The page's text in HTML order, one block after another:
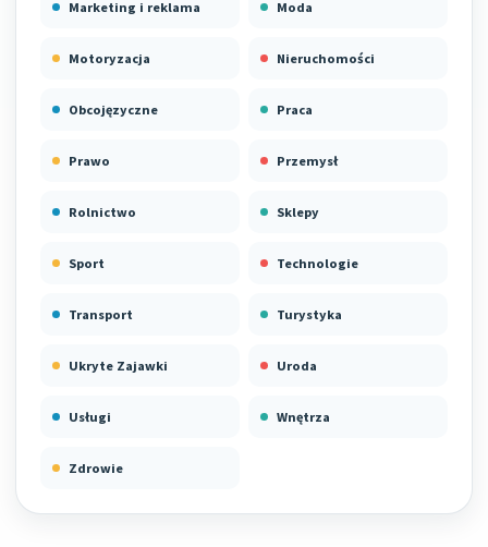
Marketing i reklama Moda
Motoryzacja Nieruchomości
Obcojęzyczne Praca
Prawo Przemysł
Rolnictwo Sklepy
Sport Technologie
Transport Turystyka
Ukryte Zajawki Uroda
Usługi Wnętrza
Zdrowie